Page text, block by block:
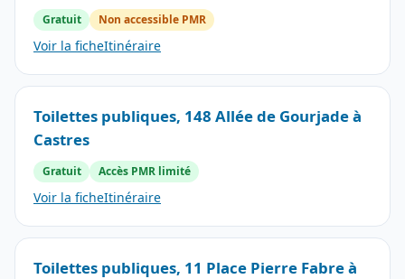
Gratuit Non accessible PMR
Voir la ficheItinéraire
Toilettes publiques, 148 Allée de Gourjade à
Castres
Gratuit Accès PMR limité
Voir la ficheItinéraire
Toilettes publiques, 11 Place Pierre Fabre à